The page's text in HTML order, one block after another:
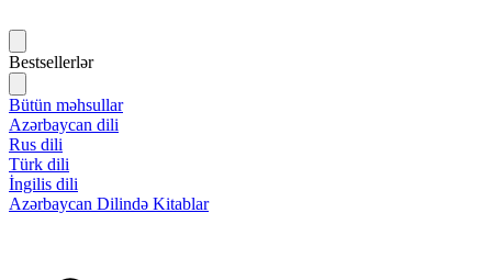
Bestsellerlər
Bütün məhsullar
Azərbaycan dili
Rus dili
Türk dili
İngilis dili
Azərbaycan Dilində Kitablar